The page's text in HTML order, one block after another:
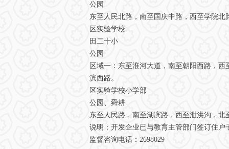
公园
东至人民北路，南至国庆中路，西至学院北
区实验学校
田二十小
公园
区域一：东至淮河大道，南至朝阳西路，
滨西路。
区实验学校小学部
公园、舜耕
东至人民路，南至湖滨路，西至泄洪沟，北
说明：开发企业已与教育主管部门签订住
监督咨询电话：2698029